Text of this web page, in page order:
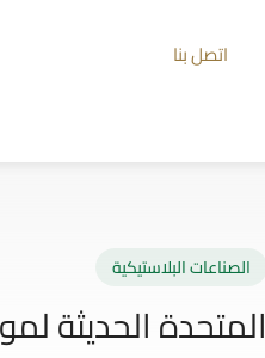
اتصل بنا
الصناعات البلاستيكية
المتحدة الحديثة